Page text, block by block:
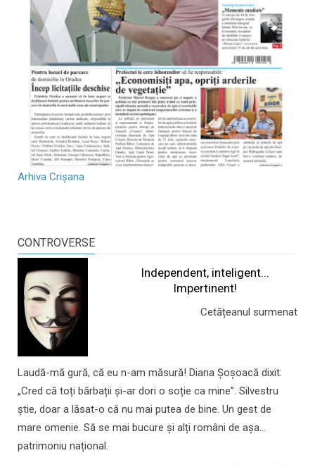
Arhiva Crișana
CONTROVERSE
Independent, inteligent...
Impertinent!
Cetățeanul surmenat
Laudă-mă gură, că eu n-am măsură! Diana Șoșoacă dixit:
„Cred că toți bărbații și-ar dori o soție ca mine”. Silvestru
știe, doar a lăsat-o că nu mai putea de bine. Un gest de
mare omenie. Să se mai bucure și alți români de așa...
patrimoniu național.